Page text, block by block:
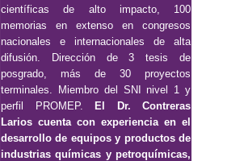
científicas de alto impacto, 100
memorias en extenso en congresos
nacionales e internacionales de alta
difusión. Dirección de 3 tesis de
posgrado, más de 30 proyectos
terminales. Miembro del SNI nivel 1 y
perfil PROMEP.
El Dr. Contreras
Larios cuenta con experiencia en el
desarrollo de equipos y productos de
industrias químicas y petroquímicas,